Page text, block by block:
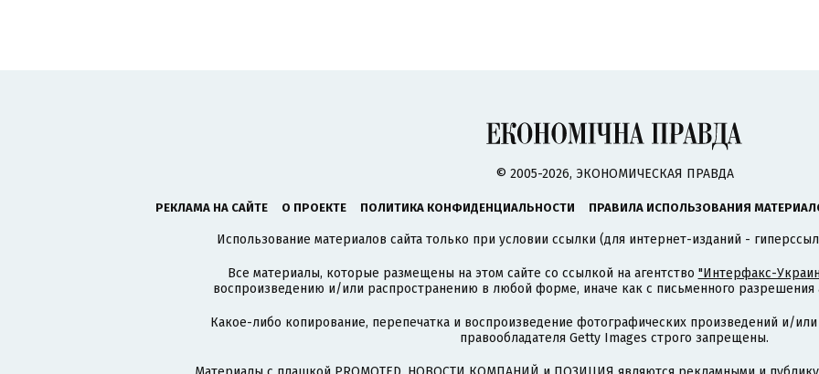
© 2005-2026, ЭКОНОМИЧЕСКАЯ ПРАВДА
РЕКЛАМА НА САЙТЕ О ПРОЕКТЕ ПОЛИТИКА КОНФИДЕНЦИАЛЬНОСТИ ПРАВИЛА ИСПОЛЬЗОВАНИЯ
Использование материалов сайта только при условии ссылки (для интернет-изданий -
Все материалы, которые размещены на этом сайте со ссылкой на агентство "Интерфакс-
воспроизведению и/или распространению в любой форме, иначе как с письменного разрешения
Какое-либо копирование, перепечатка и воспроизведение фотографических произведений и/
правообладателя Getty Images строго запрещены.